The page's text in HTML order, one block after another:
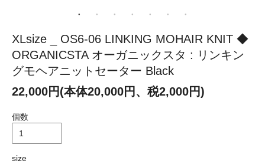
XLsize _ OS6-06 LINKING MOHAIR KNIT ◆
ORGANICSTA オーガニックスタ : リンキン
グモヘアニットセーター Black
22,000円(本体20,000円、税2,000円)
個数
size